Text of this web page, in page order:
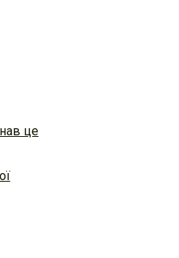
це